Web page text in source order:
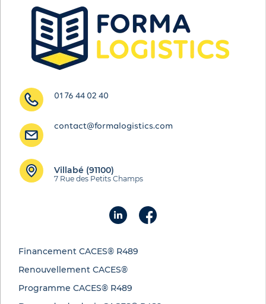
Financement CACES® R489
Renouvellement CACES®
Programme CACES® R489
01 76 44 02 40
contact@formalogistics.com
Villabé (91100)
7 Rue des Petits Champs